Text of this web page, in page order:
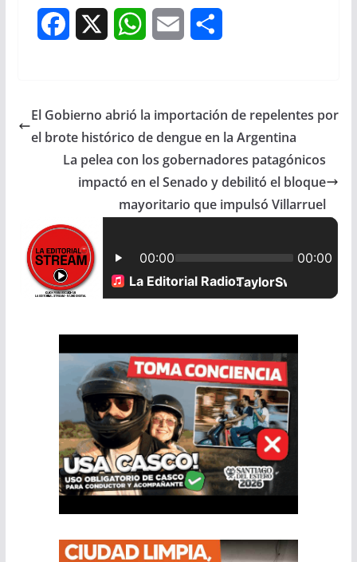
e
k
W
t
A
p
i
r
El Gobierno abrió la importación de repelentes por
el brote histórico de dengue en la Argentina
La pelea con los gobernadores patagónicos
impactó en el Senado y debilitó el bloque
mayoritario que impulsó Villarruel